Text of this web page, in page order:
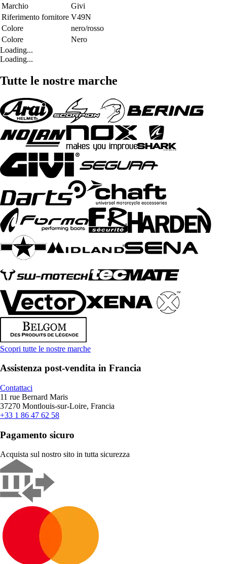
Marchio
Givi
Riferimento fornitore V49N
Colore
nero/rosso
Colore
Nero
Loading...
Loading...
Tutte le nostre marche
Scopri tutte le nostre marche
Assistenza post-vendita in Francia
Contattaci
11 rue Bernard Maris
37270 Montlouis-sur-Loire, Francia
+33 1 86 47 62 58
Pagamento sicuro
Acquista sul nostro sito in tutta sicurezza